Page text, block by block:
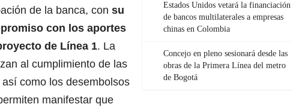
Estados Unidos vetará la financiación
de bancos multilaterales a empresas
chinas en Colombia
Concejo en pleno sesionará desde las
obras de la Primera Línea del metro
de Bogotá
de la banca, con su
con los aportes
de Línea 1. La
al cumplimiento de las
como los desembolsos
manifestar que